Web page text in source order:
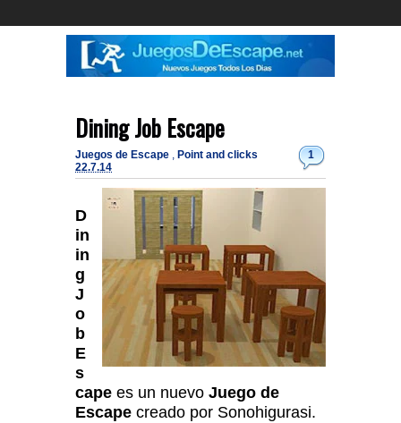
Dining Job Escape
1
Juegos de Escape , Point and clicks
22.7.14
D
in
in
g
J
o
b
E
s
cape es un nuevo Juego de
Escape creado por Sonohigurasi.